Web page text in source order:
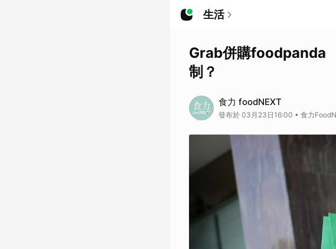
生活
Grab併購foodpanda
制？
食力 foodNEXT
發布於 03月23日16:00 • 食力